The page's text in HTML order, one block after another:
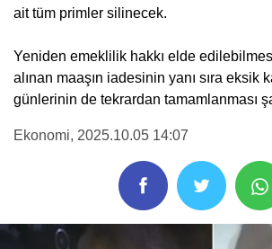
ait tüm primler silinecek.
Yeniden emeklilik hakkı elde
alınan maaşın iadesinin yanı sıra eksik
günlerinin de tekrardan tamamlanması
Ekonomi, 2025.10.05 14:07